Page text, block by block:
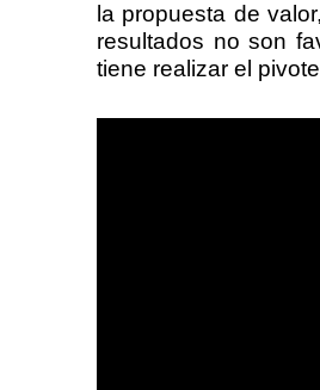
la propuesta de
resultados no son
tiene realizar el